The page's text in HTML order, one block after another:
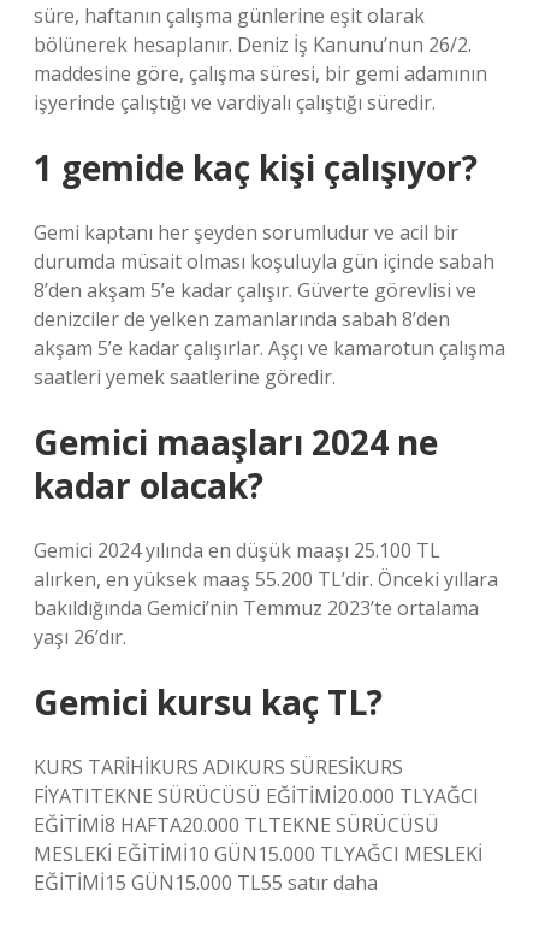
süre, haftanın çalışma günlerine eşit olarak
bölünerek hesaplanır. Deniz İş Kanunu’nun 26/2.
maddesine göre, çalışma süresi, bir gemi adamının
işyerinde çalıştığı ve vardiyalı çalıştığı süredir.
1 gemide kaç kişi çalışıyor?
Gemi kaptanı her şeyden sorumludur ve acil bir
durumda müsait olması koşuluyla gün içinde sabah
8’den akşam 5’e kadar çalışır. Güverte görevlisi ve
denizciler de yelken zamanlarında sabah 8’den
akşam 5’e kadar çalışırlar. Aşçı ve kamarotun çalışma
saatleri yemek saatlerine göredir.
Gemici maaşları 2024 ne
kadar olacak?
Gemici 2024 yılında en düşük maaşı 25.100 TL
alırken, en yüksek maaş 55.200 TL’dir. Önceki yıllara
bakıldığında Gemici’nin Temmuz 2023’te ortalama
yaşı 26’dır.
Gemici kursu kaç TL?
KURS TARİHİKURS ADIKURS SÜRESİKURS
FİYATITEKNE SÜRÜCÜSÜ EĞİTİMİ20.000 TLYAĞCI
EĞİTİMİ8 HAFTA20.000 TLTEKNE SÜRÜCÜSÜ
MESLEKİ EĞİTİMİ10 GÜN15.000 TLYAĞCI MESLEKİ
EĞİTİMİ15 GÜN15.000 TL55 satır daha